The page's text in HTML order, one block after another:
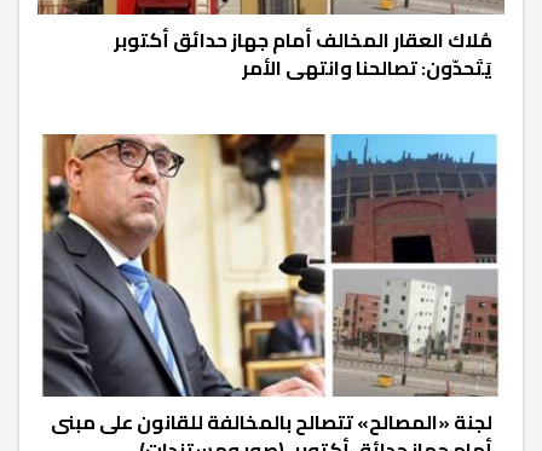
مُلاك العقار المخالف أمام جهاز حدائق أكتوبر
يَتَحدّون: تصالحنا وانتهى الأمر
لجنة «المصالح» تتصالح بالمخالفة للقانون على مبنى